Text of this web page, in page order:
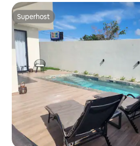
Superhost
Superhost